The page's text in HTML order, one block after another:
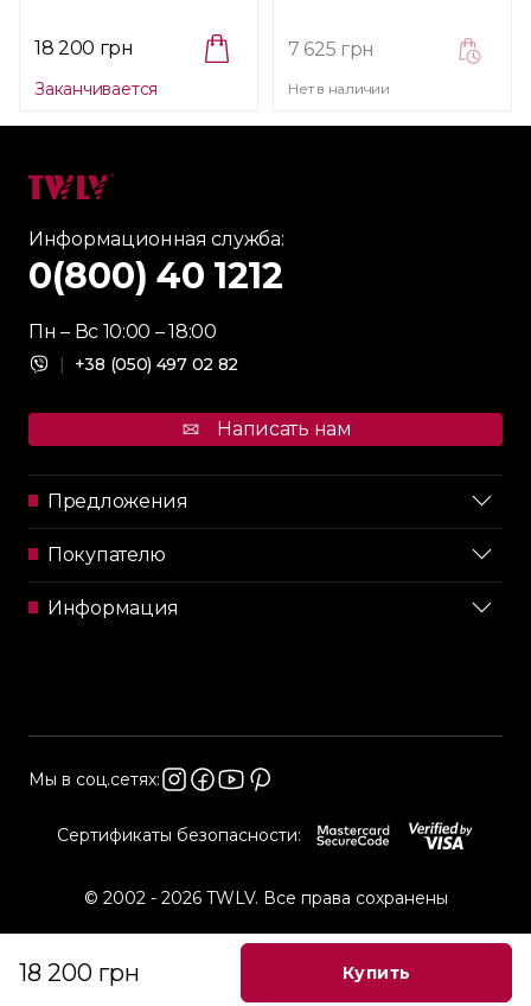
18 200 грн Купить
18 200 грн
Заканчивается
(XD6420iD)
7 625 грн
Нет в наличии
Информационная служба:
0(800) 40 1212
Пн – Вс 10:00 – 18:00
| +38 (050) 497 02 82
Написать нам
Предложения
Покупателю
Информация
Сертификаты безопасности:
Мы в соц.сетях:
© 2002 - 2026 TWLV. Все права сохранены